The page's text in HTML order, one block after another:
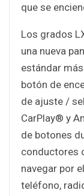
que se
Los grados
una nueva
estándar
botón de
de ajuste /
CarPlay® y
de botones
conductores
navegar por
teléfono,